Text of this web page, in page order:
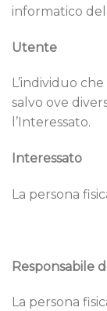
informatico
Utente
L’individuo
salvo ove
l’Interessato.
Interessato
La persona
Responsabile
La persona